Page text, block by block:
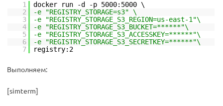
1
docker run -d -p 5000:5000 \
2
-e "REGISTRY_STORAGE=s3" \
3
-e "REGISTRY_STORAGE_S3_REGION=us-east-1"\
4
-e "REGISTRY_STORAGE_S3_BUCKET=******"\
5
-e "REGISTRY_STORAGE_S3_ACCESSKEY=******"\
6
-e "REGISTRY_STORAGE_S3_SECRETKEY=******"\
7
registry:2
Выполняем:
[simterm]